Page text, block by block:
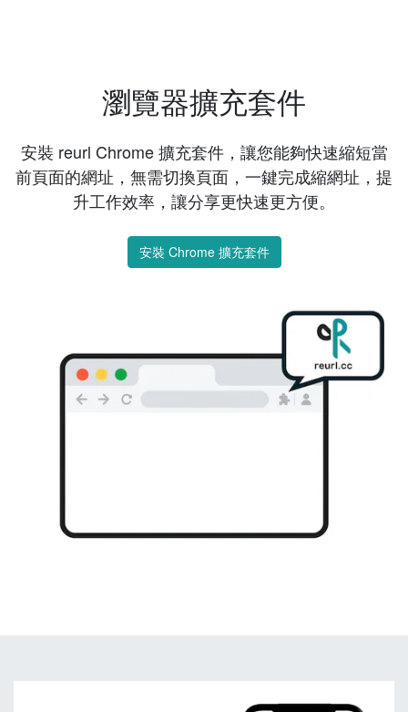
瀏覽器擴充套件
安裝 reurl Chrome 擴充套件，讓您能夠快速縮短當
前頁面的網址，無需切換頁面，一鍵完成縮網址，提
升工作效率，讓分享更快速更方便。
安裝 Chrome 擴充套件